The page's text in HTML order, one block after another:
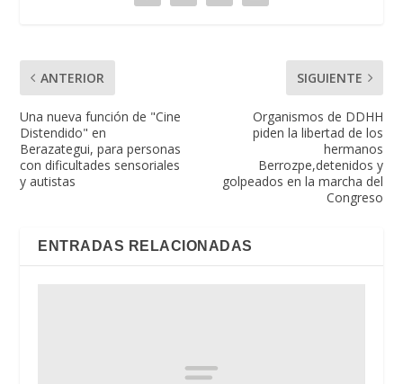
ANTERIOR
Una nueva función de "Cine
Distendido" en
Berazategui, para personas
con dificultades sensoriales
y autistas
SIGUIENTE
Organismos de DDHH
piden la libertad de los
hermanos
Berrozpe,detenidos y
golpeados en la marcha del
Congreso
ENTRADAS RELACIONADAS